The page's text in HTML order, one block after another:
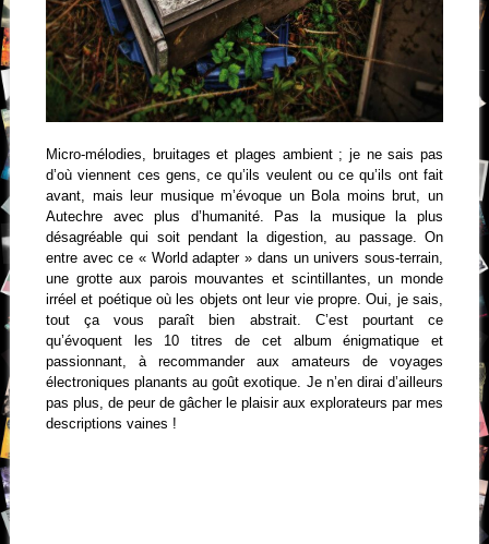
Micro-mélodies, bruitages et plages ambient ; je ne sais pas
d’où viennent ces gens, ce qu’ils veulent ou ce qu’ils ont fait
avant, mais leur musique m’évoque un Bola moins brut, un
Autechre avec plus d’humanité. Pas la musique la plus
désagréable qui soit pendant la digestion, au passage. On
entre avec ce « World adapter » dans un univers sous-terrain,
une grotte aux parois mouvantes et scintillantes, un monde
irréel et poétique où les objets ont leur vie propre. Oui, je sais,
tout ça vous paraît bien abstrait. C’est pourtant ce
qu’évoquent les 10 titres de cet album énigmatique et
passionnant, à recommander aux amateurs de voyages
électroniques planants au goût exotique. Je n’en dirai d’ailleurs
pas plus, de peur de gâcher le plaisir aux explorateurs par mes
descriptions vaines !